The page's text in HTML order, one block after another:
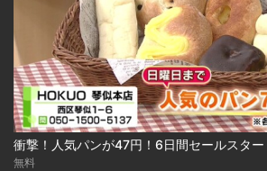
衝撃！人気パンが47円！6日間セールスタ
無料